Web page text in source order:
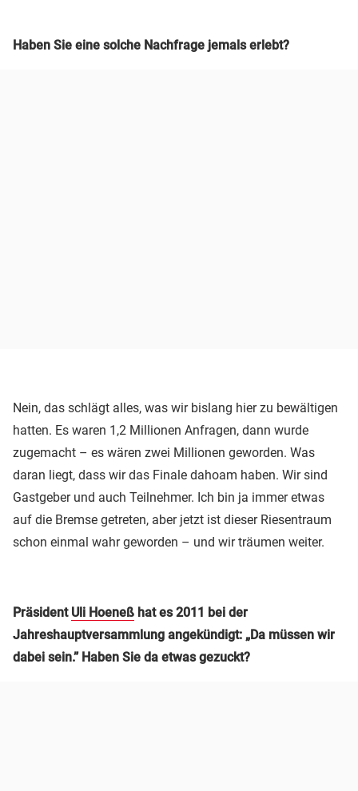
Haben Sie eine solche Nachfrage jemals erlebt?
Nein, das schlägt alles, was wir bislang hier zu bewältigen
hatten. Es waren 1,2 Millionen Anfragen, dann wurde
zugemacht – es wären zwei Millionen geworden. Was
daran liegt, dass wir das Finale dahoam haben. Wir sind
Gastgeber und auch Teilnehmer. Ich bin ja immer etwas
auf die Bremse getreten, aber jetzt ist dieser Riesentraum
schon einmal wahr geworden – und wir träumen weiter.
Präsident Uli Hoeneß hat es 2011 bei der
Jahreshauptversammlung angekündigt: „Da müssen wir
dabei sein.” Haben Sie da etwas gezuckt?